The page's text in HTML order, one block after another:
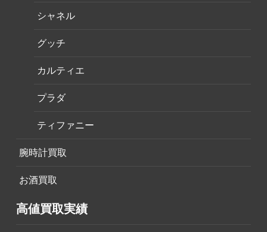
シャネル
グッチ
カルティエ
プラダ
ティファニー
腕時計買取
お酒買取
高値買取実績